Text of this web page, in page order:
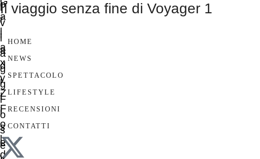
Il viaggio senza fine di Voyager 1
HOME
NEWS
SPETTACOLO
LIFESTYLE
RECENSIONI
CONTATTI